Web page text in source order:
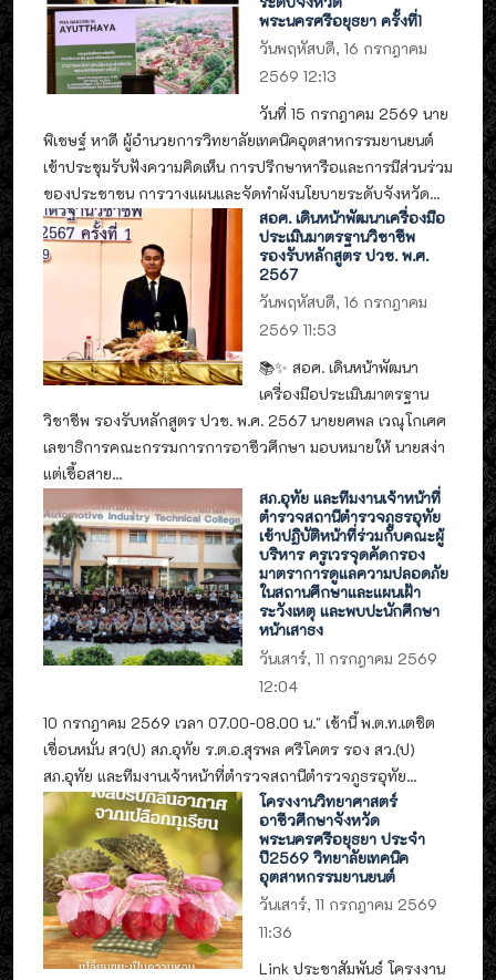
พระนครศรีอยุธยา ครั้งที่1
วันพฤหัสบดี, 16 กรกฎาคม
2569 12:13
วันที่ 15 กรกฎาคม 2569 นาย
พิเชษฐ์ หาดี ผู้อำนวยการวิทยาลัยเทคนิคอุตสาหกรรมยานยนต์
เข้าประชุมรับฟังความคิดเห็น การปรึกษาหารือและการมีส่วนร่วม
ของประชาชน การวางแผนและจัดทำผังนโยบายระดับจังหวัด...
สอศ. เดินหน้าพัฒนาเครื่องมือ
ประเมินมาตรฐานวิชาชีพ
รองรับหลักสูตร ปวช. พ.ศ.
2567
วันพฤหัสบดี, 16 กรกฎาคม
2569 11:53
📚✨ สอศ. เดินหน้าพัฒนา
เครื่องมือประเมินมาตรฐาน
วิชาชีพ รองรับหลักสูตร ปวช. พ.ศ. 2567 นายยศพล เวณุโกเศศ
เลขาธิการคณะกรรมการการอาชีวศึกษา มอบหมายให้ นายสง่า
แต่เชื้อสาย...
สภ.อุทัย และทีมงานเจ้าหน้าที่
ตำรวจสถานีตำรวจภูธรอุทัย
เข้าปฏิบัติหน้าที่ร่วมกับคณะผู้
บริหาร ครูเวรจุดคัดกรอง
มาตราการดูแลความปลอดภัย
ในสถานศึกษาและแผนเฝ้า
ระวังเหตุ และพบปะนักศึกษา
หน้าเสาธง
วันเสาร์, 11 กรกฎาคม 2569
12:04
10 กรกฎาคม 2569 เวลา 07.00-08.00 น." เช้านี้ พ.ต.ท.เตชิต
เขื่อนหมั่น สว(ป) สภ.อุทัย ร.ต.อ.สุรพล ศรีโคตร รอง สว.(ป)
สภ.อุทัย และทีมงานเจ้าหน้าที่ตำรวจสถานีตำรวจภูธรอุทัย...
โครงงานวิทยาศาสตร์
อาชีวศึกษาจังหวัด
พระนครศรีอยุธยา ประจำ
ปี2569 วิทยาลัยเทคนิค
อุตสาหกรรมยานยนต์
วันเสาร์, 11 กรกฎาคม 2569
11:36
Link ประชาสัมพันธ์ โครงงาน